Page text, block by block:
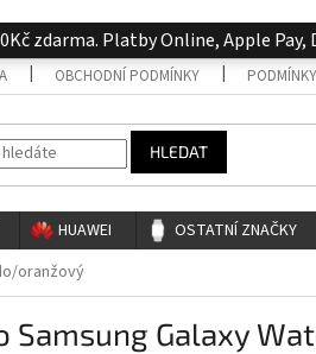
zdarma. Platby Online, Apple Pay,
OBCHODNÍ PODMÍNKY
HLEDAT
HUAWEI OSTATNÍ ZNAČKY
oranžový
Samsung Galaxy